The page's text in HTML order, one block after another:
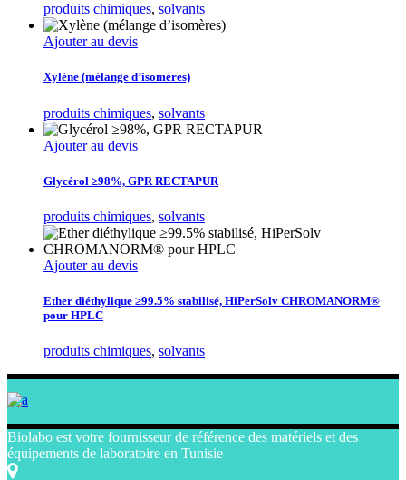
produits chimiques, solvants
Ajouter au devis
Xylène (mélange d’isomères)
produits chimiques, solvants
Ajouter au devis
Glycérol ≥98%, GPR RECTAPUR
produits chimiques, solvants
Ajouter au devis
Ether diéthylique ≥99.5% stabilisé, HiPerSolv CHROMANORM®
pour HPLC
produits chimiques, solvants
Biolabo est votre fournisseur de référence des matériels et des
équipements de laboratoire en Tunisie